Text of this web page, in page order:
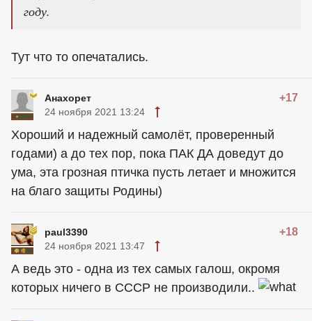
году.
Тут что то опечатались.
Анахорет +17
24 ноября 2021 13:24
Хороший и надежный самолёт, проверенный
годами) а до тех пор, пока ПАК ДА доведут до
ума, эта грозная птичка пусть летает и множится
на благо защиты Родины)
paul3390 +18
24 ноября 2021 13:47
А ведь это - одна из тех самых галош, окромя
которых ничего в СССР не производили..